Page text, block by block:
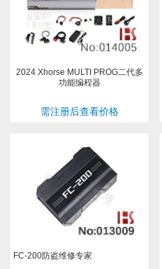
2024 Xhorse MULTI PROG二代多
功能编程器
需注册后查看价格
FC-200防盗维修专家